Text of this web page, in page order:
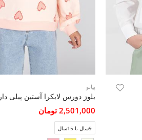
پیانو
بلوز دورس لایکرا آستین پیلی دار
2,501,000 تومان
9سال تا 15سال